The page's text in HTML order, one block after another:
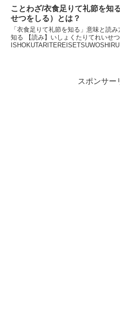
ことわざ/衣食足りて礼節を知
せつをしる）とは？
「衣食足りて礼節を知る」意味と読み方 【表記】衣食足りて礼
知る 【読み】いしょくたりてれいせ
ISHOKUTARITEREISETSUWOSHIRU 【意味】 人は、生活が楽にな
スポンサー